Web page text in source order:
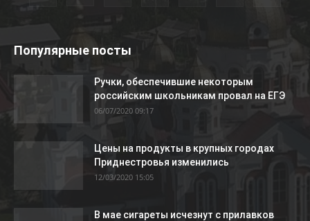
Популярные посты
Ручки, обеспечившие некоторым
российским школьникам провал на ЕГЭ
06/07/2020 09:17
Цены на продукты в крупных городах
Приднестровья изменились
12/03/2020 15:05
В мае сигареты исчезнут с прилавков